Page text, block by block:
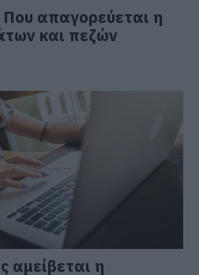
απαγορεύεται η
και πεζών
αμείβεται η